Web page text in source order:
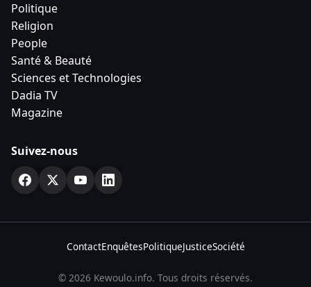
Politique
Religion
People
Santé & Beauté
Sciences et Technologies
Dadia TV
Magazine
Suivez-nous
ContactEnquêtesPolitiqueJusticeSociété
© 2026 Kewoulo.info. Tous droits réservés.